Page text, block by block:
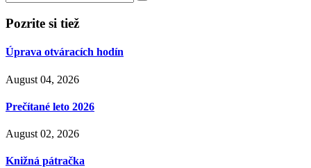
Pozrite si tiež
Úprava otváracích hodín
August 04, 2026
Prečítané leto 2026
August 02, 2026
Knižná pátračka